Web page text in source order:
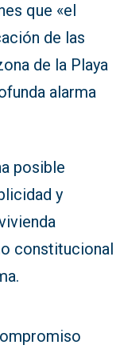
que «el
de las
de la Playa
alarma
posible
y
constitucional